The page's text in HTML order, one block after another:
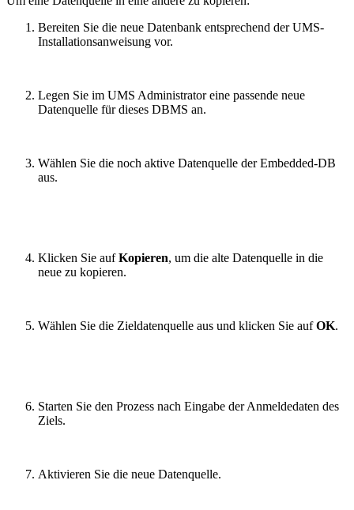
Bereiten Sie die neue Datenbank entsprechend der UMS-
Installationsanweisung vor.
Legen Sie im UMS Administrator eine passende neue
Datenquelle für dieses DBMS an.
Wählen Sie die noch aktive Datenquelle der Embedded-DB
aus.
Klicken Sie aufKopieren, um die alte Datenquelle in die
neue zu kopieren.
Wählen Sie die Zieldatenquelle aus und klicken Sie aufOK.
Starten Sie den Prozess nach Eingabe der Anmeldedaten des
Ziels.
Aktivieren Sie die neue Datenquelle.